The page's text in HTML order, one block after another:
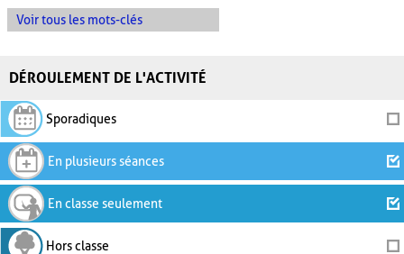
Voir tous les mots-clés
DÉROULEMENT DE L'ACTIVITÉ
Sporadiques
En plusieurs séances
En classe seulement
Hors classe